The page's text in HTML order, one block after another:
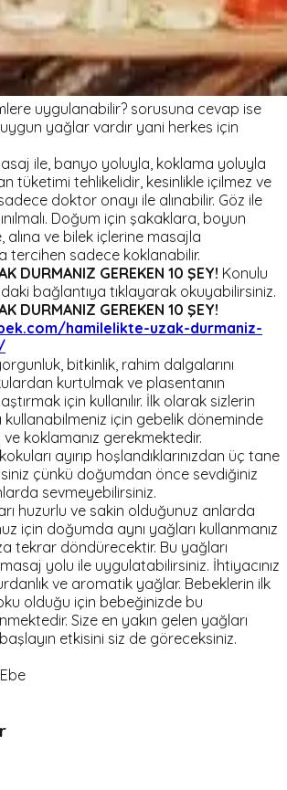
uygulanabilir? sorusuna cevap ise
yağlar vardır yani herkes için
ile, banyo yoluyla, koklama yoluyla
tüketimi tehlikelidir, kesinlikle içilmez ve
doktor onayı ile alınabilir. Göz ile
Doğum için şakaklara, boyun
alına ve bilek içlerine masajla
tercihen sadece koklanabilir.
DURMANIZ GEREKEN 10 ŞEY! Konulu
bağlantıya tıklayarak okuyabilirsiniz.
DURMANIZ GEREKEN 10 ŞEY!
hamilelikte-uzak-durmaniz-
bitkinlik, rahim dalgalarını
kurtulmak ve plasentanın
için kullanılır. İlk olarak sizlerin
için gebelik döneminde
ve koklamanız gerekmektedir.
ayırıp hoşlandıklarınızdan üç tane
çünkü doğumdan önce sevdiğiniz
sevmeyebilirsiniz.
huzurlu ve sakin olduğunuz anlarda
için doğumda aynı yağları kullanmanız
tekrar döndürecektir. Bu yağları
yolu ile uygulatabilirsiniz. İhtiyacınız
ve aromatik yağlar. Bebeklerin ilk
olduğu için bebeğinizde bu
Size en yakın gelen yağları
etkisini siz de göreceksiniz.